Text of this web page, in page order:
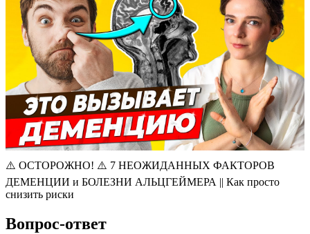
⚠️ ОСТОРОЖНО! ⚠️ 7 НЕОЖИДАННЫХ ФАКТОРОВ
ДЕМЕНЦИИ и БОЛЕЗНИ АЛЬЦГЕЙМЕРА || Как просто
снизить риски
Вопрос-ответ